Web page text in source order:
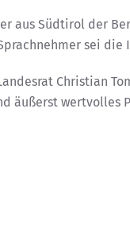
aus Südtirol der
sei
Christian
äußerst wertvolles